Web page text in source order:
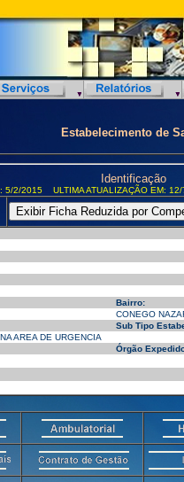
Estabelecimento de
Identificação
5/2/2015 ULTIMA ATUALIZAÇÃO EM:
Bairro:
CONEGO
Sub Tipo
AREA DE URGENCIA
Órgão